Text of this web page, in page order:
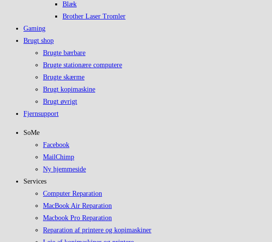
Blæk
Brother Laser Tromler
Gaming
Brugt shop
Brugte bærbare
Brugte stationære computere
Brugte skærme
Brugt kopimaskine
Brugt øvrigt
Fjernsupport
SoMe
Facebook
MailChimp
Ny hjemmeside
Services
Computer Reparation
MacBook Air Reparation
Macbook Pro Reparation
Reparation af printere og kopimaskiner